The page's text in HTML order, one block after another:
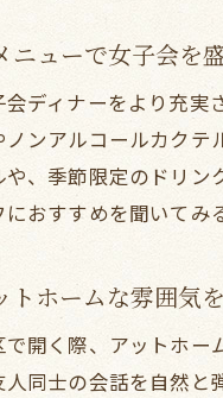
ニューで女子会を
ディナーをより充
ンアルコールカク
、季節限定のドリ
おすすめを聞いてみ
トホームな雰囲気
開く際、アットホ
同士の会話を自然